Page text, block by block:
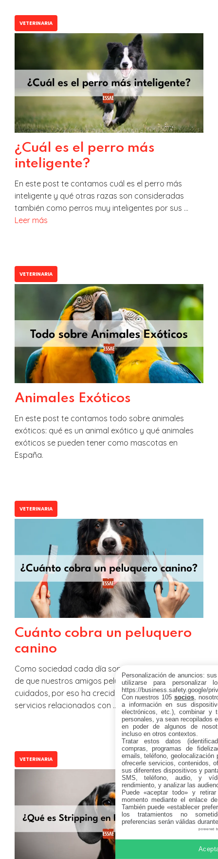
VETERINARIA
¿Cuál es el perro más
inteligente?
En este post te contamos cuál es el perro más
inteligente y qué otras razas son consideradas
también como perros muy inteligentes por sus …
Leer más
VETERINARIA
Animales Exóticos
En este post te contamos todo sobre animales
exóticos: qué es un animal exótico y qué animales
exóticos se pueden tener como mascotas en
España.
VETERINARIA
Cuánto cobra un peluquero
canino
Como sociedad cada día somos más conscientes
de que nuestros amigos peludos necesitan
cuidados, por eso ha crecido la demanda de
servicios relacionados con …
Leer más
VETERINARIA
Personalización de anuncios:
utilizarse para personalizar
https://business.safety.google/
Con nuestros 105 socios,
a información en sus
electrónicos, etc.), combinar y
personales, ya sean recopilados
en poder de algunos de
incluso en otros contextos.
Tratar estos datos
compras, programas de
emails, teléfono,
ofrecerle servicios, contenidos,
sus diferentes dispositivos y
SMS, teléfono, audio, y
rendimiento, y analizar las
Puede «aceptar todo» y
momento mediante el enlace
También puede «establecer
los tratamientos no
preferencias serán válidas
powered